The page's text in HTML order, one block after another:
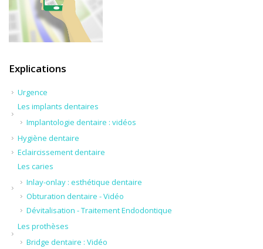
Explications
Urgence
Les implants dentaires
Implantologie dentaire : vidéos
Hygiène dentaire
Eclaircissement dentaire
Les caries
Inlay-onlay : esthétique dentaire
Obturation dentaire - Vidéo
Dévitalisation - Traitement Endodontique
Les prothèses
Bridge dentaire : Vidéo